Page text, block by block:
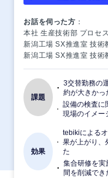
お話を伺った方 ：
本社 生産技術部 プロセ
新潟工場 SX推進室 技術
新潟工場 SX推進室 技術
課題
3交替勤務の
約が大きかっ
設備の検査に
現場のイメー
効果
tebikiによる
果が上がり、
た
集合研修を実
間を削減でき